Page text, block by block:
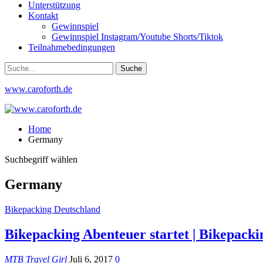
Unterstützung
Kontakt
Gewinnspiel
Gewinnspiel Instagram/Youtube Shorts/Tiktok
Teilnahmebedingungen
www.caroforth.de
Home
Germany
Suchbegriff wählen
Germany
Bikepacking Deutschland
Bikepacking Abenteuer startet |
MTB Travel Girl Juli 6, 2017 0